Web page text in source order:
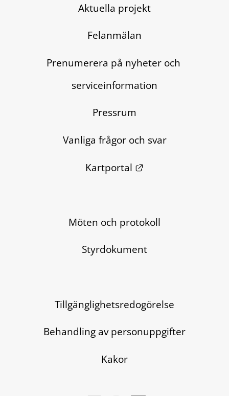
Aktuella projekt
Felanmälan
Prenumerera på nyheter och
serviceinformation
Pressrum
Vanliga frågor och svar
Kartportal
Länk till annan
Möten och protokoll
Styrdokument
Tillgänglighetsredogörelse
Behandling av personuppgifter
Kakor